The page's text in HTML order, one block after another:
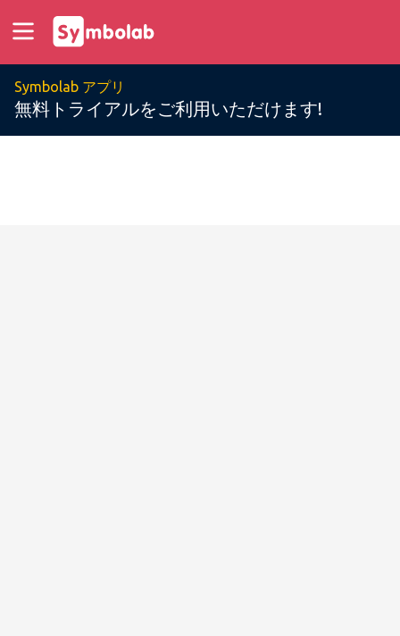
Symbolab アプリ
無料トライアルをご利用いただけます!